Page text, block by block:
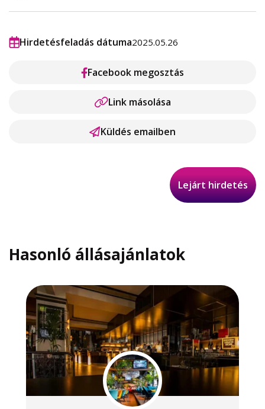
Hirdetésfeladás dátuma2025.05.26
Facebook megosztás
Link másolása
Küldés emailben
Lejárt hirdetés
Hasonló állásajánlatok